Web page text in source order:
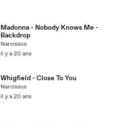
Madonna - Nobody Knows Me -
Backdrop
Narcissus
il y a 20 ans
Whigfield - Close To You
Narcissus
il y a 20 ans